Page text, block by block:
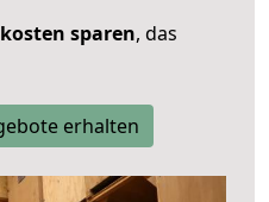
sparen, das
erhalten